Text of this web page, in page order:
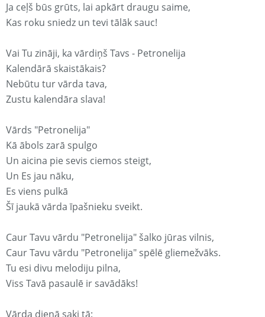
Ja ceļš būs grūts, lai apkārt draugu saime,
Kas roku sniedz un tevi tālāk sauc!
Vai Tu zināji, ka vārdiņš Tavs - Petronelija
Kalendārā skaistākais?
Nebūtu tur vārda tava,
Zustu kalendāra slava!
Vārds "Petronelija"
Kā ābols zarā spulgo
Un aicina pie sevis ciemos steigt,
Un Es jau nāku,
Es viens pulkā
Šī jaukā vārda īpašnieku sveikt.
Caur Tavu vārdu "Petronelija" šalko jūras vilnis,
Caur Tavu vārdu "Petronelija" spēlē gliemežvāks.
Tu esi divu melodiju pilna,
Viss Tavā pasaulē ir savādāks!
Vārda dienā saki tā: